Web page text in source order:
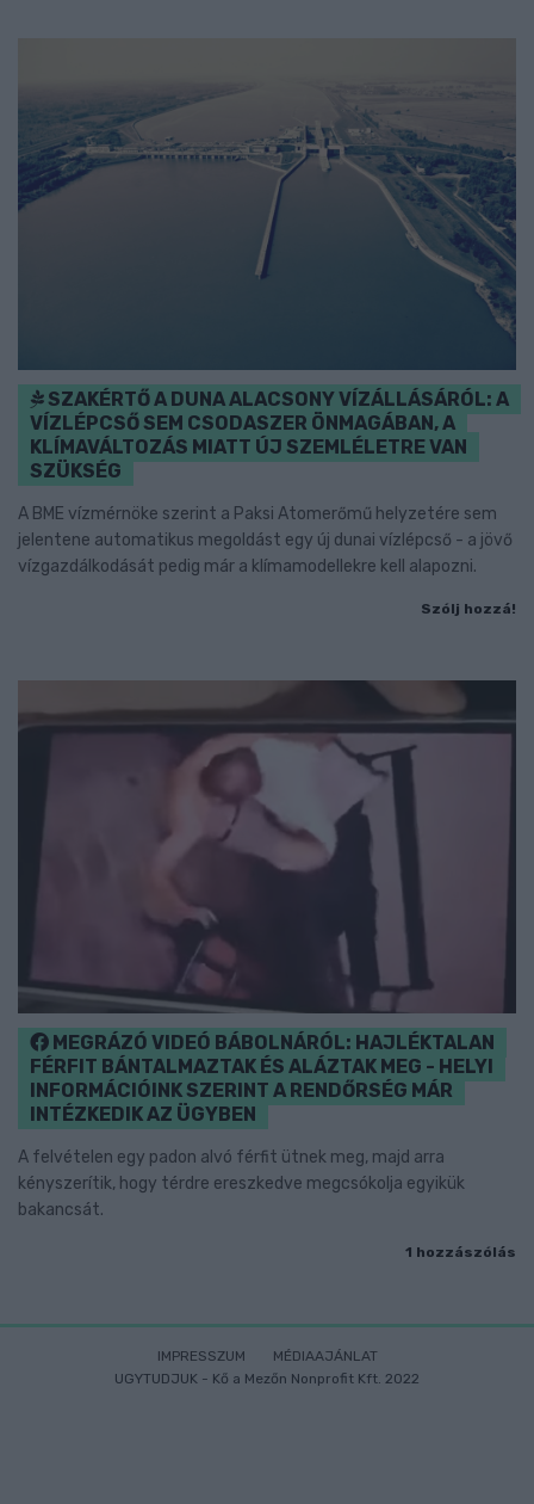
SZAKÉRTŐ A DUNA ALACSONY VÍZÁLLÁSÁRÓL: A
VÍZLÉPCSŐ SEM CSODASZER ÖNMAGÁBAN, A
KLÍMAVÁLTOZÁS MIATT ÚJ SZEMLÉLETRE VAN
SZÜKSÉG
A BME vízmérnöke szerint a Paksi Atomerőmű helyzetére sem
jelentene automatikus megoldást egy új dunai vízlépcső - a jövő
vízgazdálkodását pedig már a klímamodellekre kell alapozni.
Szólj hozzá!
MEGRÁZÓ VIDEÓ BÁBOLNÁRÓL: HAJLÉKTALAN
FÉRFIT BÁNTALMAZTAK ÉS ALÁZTAK MEG - HELYI
INFORMÁCIÓINK SZERINT A RENDŐRSÉG MÁR
INTÉZKEDIK AZ ÜGYBEN
A felvételen egy padon alvó férfit ütnek meg, majd arra
kényszerítik, hogy térdre ereszkedve megcsókolja egyikük
bakancsát.
1 hozzászólás
IMPRESSZUM
MÉDIAAJÁNLAT
UGYTUDJUK - Kő a Mezőn Nonprofit Kft. 2022